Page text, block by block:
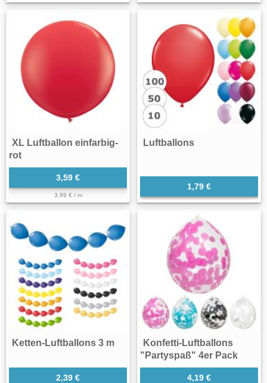
XL Luftballon einfarbig-
rot
3,59 €
3,99 € / m
Luftballons
1,79 €
Ketten-Luftballons 3 m
2,39 €
Konfetti-Luftballons
"Partyspaß" 4er Pack
4,19 €